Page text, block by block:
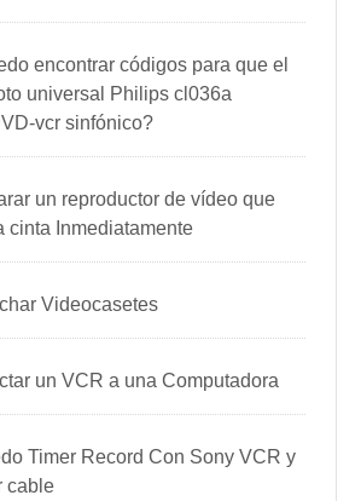
encontrar códigos para que el
universal Philips cl036a
vcr sinfónico?
un reproductor de vídeo que
cinta Inmediatamente
Videocasetes
un VCR a una Computadora
Timer Record Con Sony VCR y
cable